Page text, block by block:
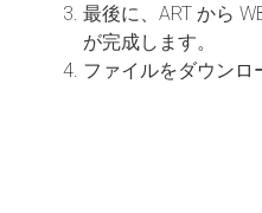
最後に、ART から
が完成します。
ファイルをダウンロ